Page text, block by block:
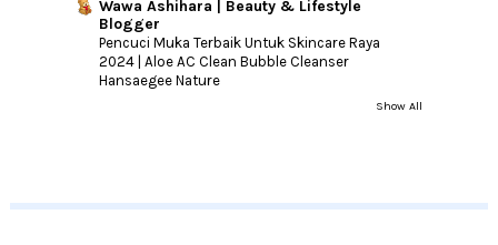
Wawa Ashihara | Beauty & Lifestyle
Blogger
Pencuci Muka Terbaik Untuk Skincare Raya
2024 | Aloe AC Clean Bubble Cleanser
Hansaegee Nature
Show All